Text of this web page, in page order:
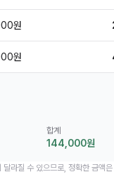
원
원
합계
144,000원
질 수 있으므로, 정확한 금액